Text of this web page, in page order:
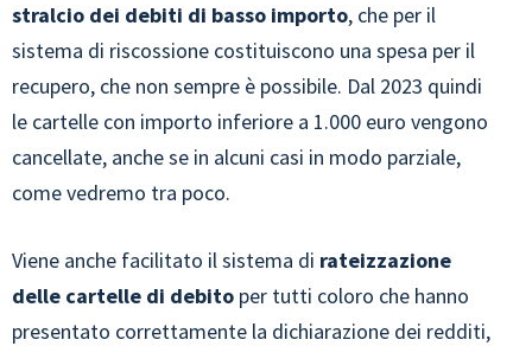
stralcio dei debiti di basso importo, che per il
sistema di riscossione costituiscono una spesa per il
recupero, che non sempre è possibile. Dal 2023 quindi
le cartelle con importo inferiore a 1.000 euro vengono
cancellate, anche se in alcuni casi in modo parziale,
come vedremo tra poco.
Viene anche facilitato il sistema di rateizzazione
delle cartelle di debito per tutti coloro che hanno
presentato correttamente la dichiarazione dei redditi,